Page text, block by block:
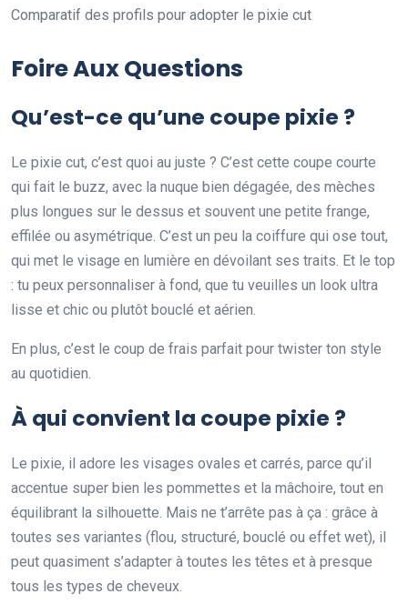
Comparatif des profils pour adopter le pixie cut
Foire Aux Questions
Qu’est-ce qu’une coupe pixie ?
Le pixie cut, c’est quoi au juste ? C’est cette coupe courte
qui fait le buzz, avec la nuque bien dégagée, des mèches
plus longues sur le dessus et souvent une petite frange,
effilée ou asymétrique. C’est un peu la coiffure qui ose tout,
qui met le visage en lumière en dévoilant ses traits. Et le top
: tu peux personnaliser à fond, que tu veuilles un look ultra
lisse et chic ou plutôt bouclé et aérien.
En plus, c’est le coup de frais parfait pour twister ton style
au quotidien.
À qui convient la coupe pixie ?
Le pixie, il adore les visages ovales et carrés, parce qu’il
accentue super bien les pommettes et la mâchoire, tout en
équilibrant la silhouette. Mais ne t’arrête pas à ça : grâce à
toutes ses variantes (flou, structuré, bouclé ou effet wet), il
peut quasiment s’adapter à toutes les têtes et à presque
tous les types de cheveux.